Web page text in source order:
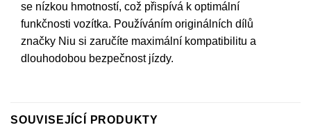
se nízkou hmotností, což přispívá k optimální
funkčnosti vozítka. Používáním originálních dílů
značky Niu si zaručíte maximální kompatibilitu a
dlouhodobou bezpečnost jízdy.
SOUVISEJÍCÍ PRODUKTY